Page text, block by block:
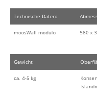
Technische Daten:
moosWall modulo 580 x
Gewicht
ca. 4-5 kg